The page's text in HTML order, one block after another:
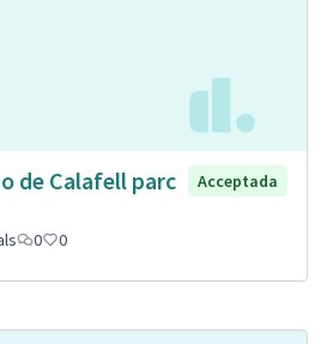
de Calafell parc
Acceptada
0 0